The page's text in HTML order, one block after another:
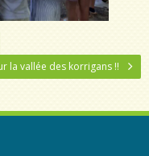
la vallée des korrigans !!